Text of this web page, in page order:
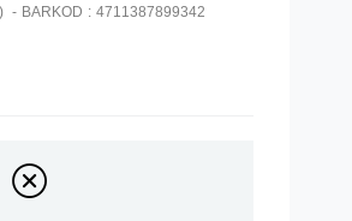
BARKOD : 4711387899342